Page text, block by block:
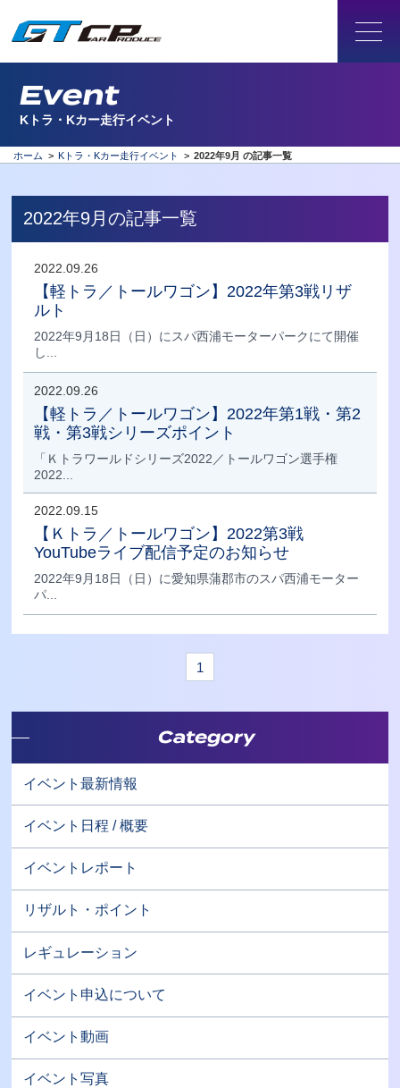
Event
Kトラ・Kカー走行イベント
ホーム > Kトラ・Kカー走行イベント > 2022年9月 の記事一覧
2022年9月の記事一覧
2022.09.26
【軽トラ／トールワゴン】2022年第3戦リザ
ルト
2022年9月18日（日）にスパ西浦モーターパークにて開催
し...
2022.09.26
【軽トラ／トールワゴン】2022年第1戦・第2
戦・第3戦シリーズポイント
「Ｋトラワールドシリーズ2022／トールワゴン選手権
2022...
2022.09.15
【Ｋトラ／トールワゴン】2022第3戦
YouTubeライブ配信予定のお知らせ
2022年9月18日（日）に愛知県蒲郡市のスパ西浦モーター
パ...
1
Category
イベント最新情報
イベント日程 / 概要
イベントレポート
リザルト・ポイント
レギュレーション
イベント申込について
イベント動画
イベント写真